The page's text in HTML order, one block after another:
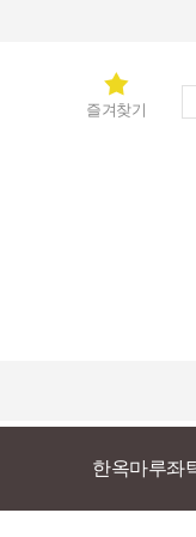
즐겨찾기
한옥마루좌